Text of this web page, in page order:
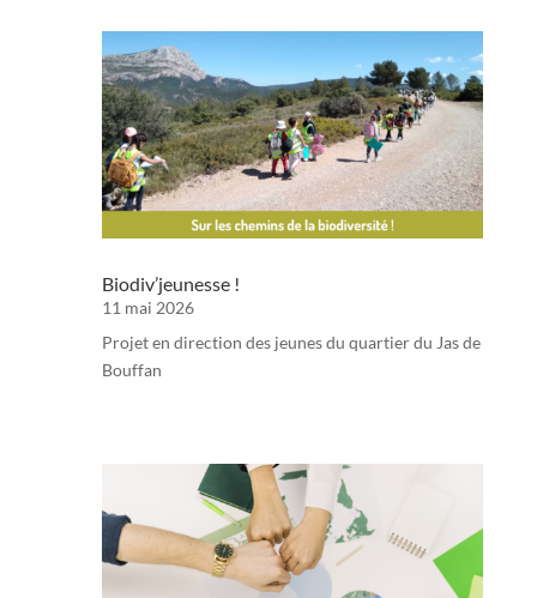
Biodiv’jeunesse !
11 mai 2026
Projet en direction des jeunes du quartier du Jas de
Bouffan